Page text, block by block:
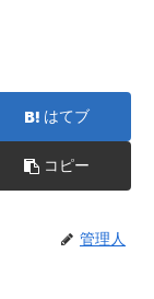
はてブ
コピー
管理人